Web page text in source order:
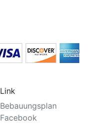
Link
Bebauungsplan
Facebook